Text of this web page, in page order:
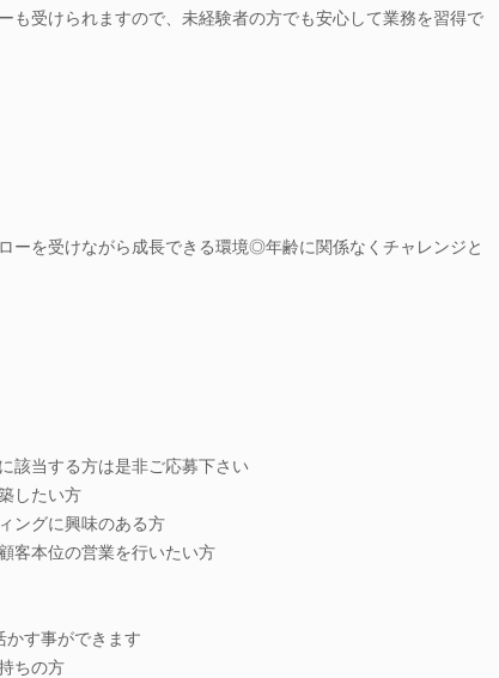
も受けられますので、未経験者の方でも安心して業務を習得で
ーを受けながら成長できる環境◎年齢に関係なくチャレンジと
該当する方は是非ご応募下さい
したい方
ングに興味のある方
客本位の営業を行いたい方
かす事ができます
ちの方